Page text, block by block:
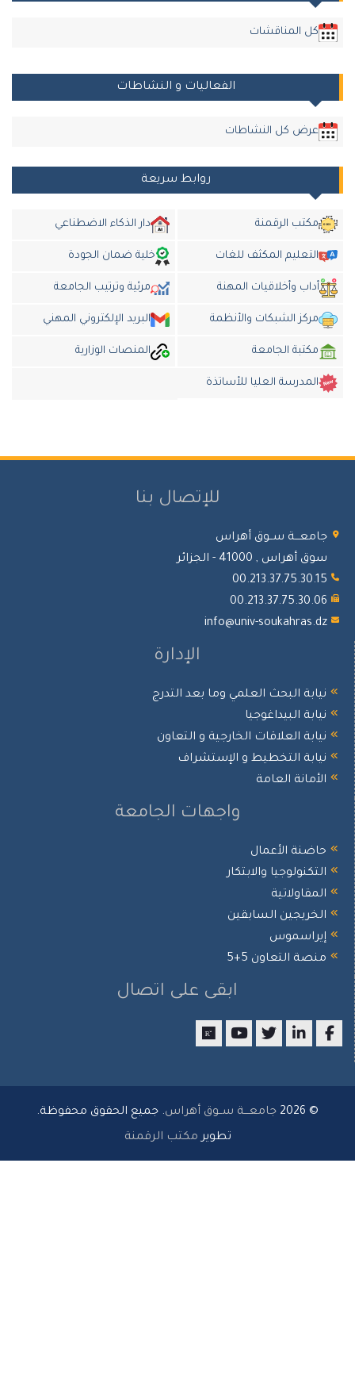
كل المناقشات
الفعاليات و النشاطات
عرض كل النشاطات
روابط سريعة
مكتب الرقمنة دار الذكاء الاضطناعي
التعليم المكثف للغات خلية ضمان الجودة
أداب وأخلاقيات المهنة مرئية وترتيب الجامعة
مركز الشبكات والأنظمة البريد الإلكتروني المهني
مكتبة الجامعة المنصات الوزارية
المدرسة العليا للأساتذة
للإتصال بنا
ســوق أهراس
أهراس , 41000 - الجزائر
info@univ-
الإدارة
البحث العلمي وما بعد التدرج
البيداغوجيا
العلاقات الخارجية و التعاون
التخطيط و الإستشراف
العامة
واجهات الجامعة
الأعمال
والابتكار
السابقين
التعاون 5+5
ابقى على اتصال
جامعـــة ســوق أهراس . جميع الحقوق محفوظة.
مكتب الرقمنة